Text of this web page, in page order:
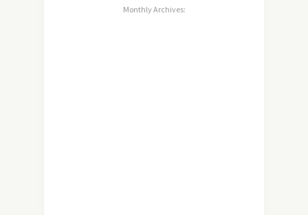
Monthly Archives: